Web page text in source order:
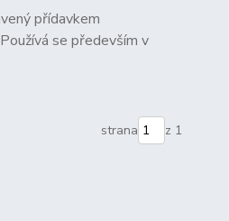
přídavkem
se především v
strana z 1